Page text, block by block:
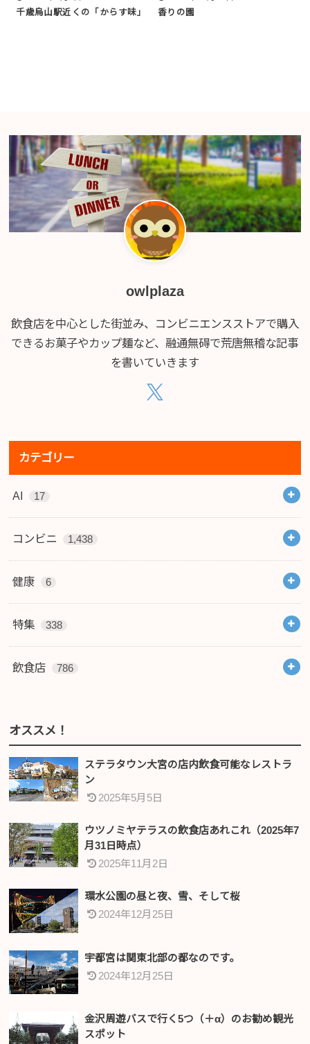
千歳烏山駅近くの「からす味」
香りの園
owlplaza
飲食店を中心とした街並み、コンビニエンスストアで購入
できるお菓子やカップ麺など、融通無碍で荒唐無稽な記事
を書いていきます
カテゴリー
AI 17
コンビニ 1,438
健康 6
特集 338
飲食店 786
オススメ！
ステラタウン大宮の店内飲食可能なレストラ
ン
2025年5月5日
ウツノミヤテラスの飲食店あれこれ（2025年7
月31日時点）
2025年11月2日
環水公園の昼と夜、雪、そして桜
2024年12月25日
宇都宮は関東北部の都なのです。
2024年12月25日
金沢周遊バスで行く5つ（＋α）のお勧め観光
スポット